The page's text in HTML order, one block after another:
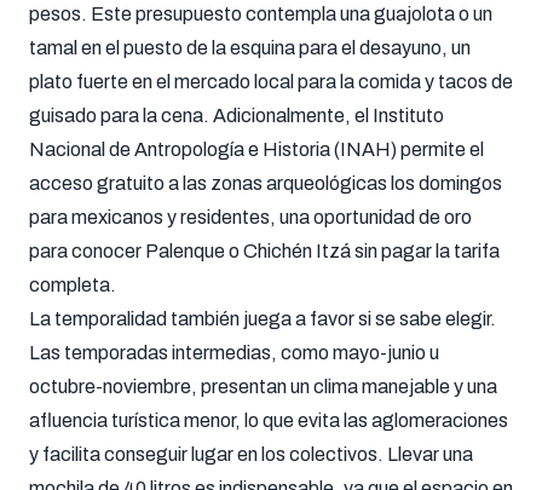
pesos. Este presupuesto contempla una guajolota o un
tamal en el puesto de la esquina para el desayuno, un
plato fuerte en el mercado local para la comida y tacos de
guisado para la cena. Adicionalmente, el Instituto
Nacional de Antropología e Historia (INAH) permite el
acceso gratuito a las zonas arqueológicas los domingos
para mexicanos y residentes, una oportunidad de oro
para conocer Palenque o Chichén Itzá sin pagar la tarifa
completa.
La temporalidad también juega a favor si se sabe elegir.
Las temporadas intermedias, como mayo-junio u
octubre-noviembre, presentan un clima manejable y una
afluencia turística menor, lo que evita las aglomeraciones
y facilita conseguir lugar en los colectivos. Llevar una